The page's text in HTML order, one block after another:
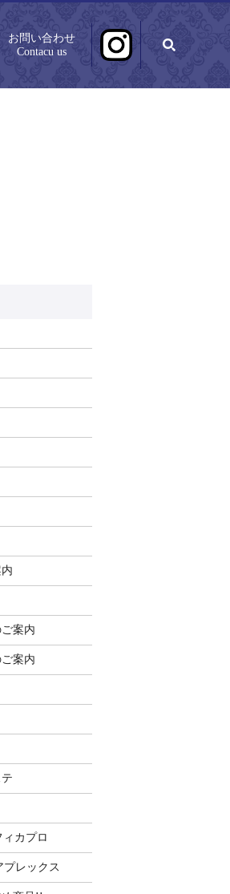
お問い合わせ
Contacu us
案内
案内
ィカプロ
プレックス